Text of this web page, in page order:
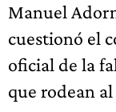
Manuel
cuestionó el
oficial de la
que rodean